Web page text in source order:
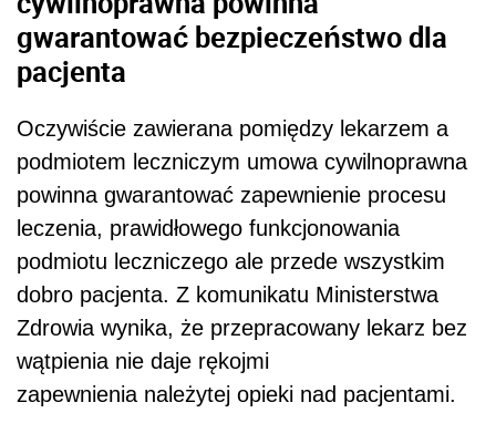
gwarantować bezpieczeństwo dla
pacjenta
Oczywiście zawierana pomiędzy lekarzem a
podmiotem leczniczym umowa cywilnoprawna
powinna gwarantować zapewnienie procesu
leczenia, prawidłowego funkcjonowania
podmiotu leczniczego ale przede wszystkim
dobro pacjenta. Z komunikatu Ministerstwa
Zdrowia wynika, że przepracowany lekarz bez
wątpienia nie daje rękojmi
zapewnienia należytej opieki nad pacjentami.